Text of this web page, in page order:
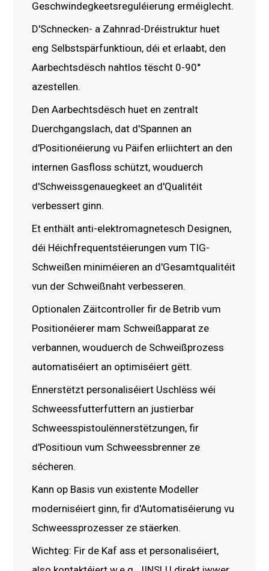
Geschwindegkeetsreguléierung erméiglecht.
D'Schnecken- a Zahnrad-Dréistruktur huet
eng Selbstspärfunktioun, déi et erlaabt, den
Aarbechtsdësch nahtlos tëscht 0-90°
azestellen.
Den Aarbechtsdësch huet en zentralt
Duerchgangslach, dat d'Spannen an
d'Positionéierung vu Päifen erliichtert an den
internen Gasfloss schützt, wouduerch
d'Schweissgenauegkeet an d'Qualitéit
verbessert ginn.
Et enthält anti-elektromagnetesch Designen,
déi Héichfrequentstéierungen vum TIG-
Schweißen miniméieren an d'Gesamtqualitéit
vun der Schweißnaht verbesseren.
Optionalen Zäitcontroller fir de Betrib vum
Positionéierer mam Schweißapparat ze
verbannen, wouduerch de Schweißprozess
automatiséiert an optimiséiert gëtt.
Ënnerstëtzt personaliséiert Uschlëss wéi
Schweessfutterfuttern an justierbar
Schweesspistoulënnerstëtzungen, fir
d'Positioun vum Schweessbrenner ze
sécheren.
Kann op Basis vun existente Modeller
moderniséiert ginn, fir d'Automatiséierung vu
Schweessprozesser ze stäerken.
Wichteg: Fir de Kaf ass et personaliséiert,